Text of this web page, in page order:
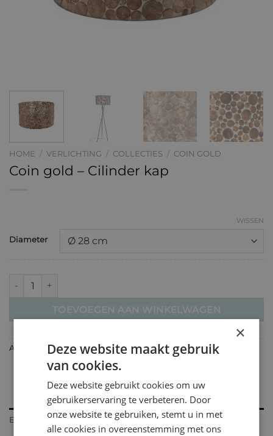
HOME / VERLICHTING / COLLECTIES / COIN GOLD
Coin gold – Cilinder kap
Diameter
WISSEN
Coin gold - Cilinder kap aantal
TOEVOEGEN AAN WINKELWAGEN
Artikelnummer:1124
EXTRA INFORMATIE
×
Deze website maakt gebruik
van cookies.
Deze website gebruikt cookies om uw
gebruikerservaring te verbeteren. Door
onze website te gebruiken, stemt u in met
alle cookies in overeenstemming met ons